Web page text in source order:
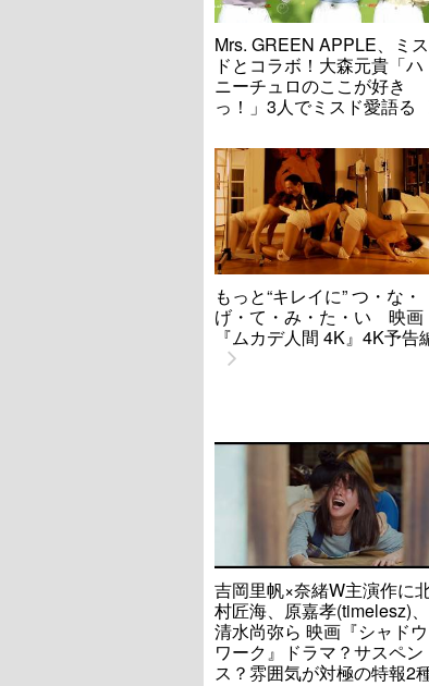
Mrs. GREEN APPLE、ミス
ドとコラボ！大森元貴「ハ
ニーチュロのここが好き
っ！」3人でミスド愛語る
もっと“キレイに” つ・な・
げ・て・み・た・い 映画
『ムカデ人間 4K』4K予告
吉岡里帆×奈緒W主演作に
村匠海、原嘉孝(timelesz)、
清水尚弥ら 映画『シャドウ
ワーク』ドラマ？サスペン
ス？雰囲気が対極の特報2